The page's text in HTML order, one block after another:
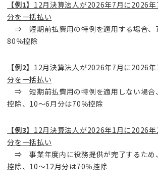
【例1】 12月決算法人が2026年7月に2026
分を一括払い
⇒ 短期前払費用の特例を適用する場合、
80％控除
【例2】 12月決算法人が2026年7月に2026
分を一括払い
⇒ 短期前払費用の特例を適用しない場合
控除、10～6月分は70％控除
【例3】 12月決算法人が2026年1月に2026
分を一括払い
⇒ 事業年度内に役務提供が完了するため
控除、10～12月分は70％控除